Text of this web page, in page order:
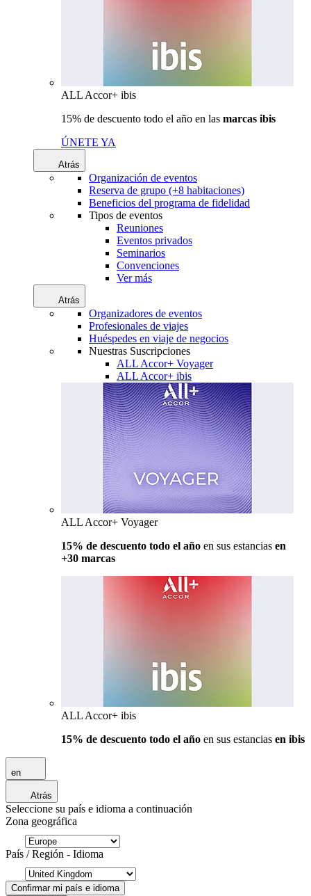
ALL Accor+ ibis
15% de descuento todo el año en las marcas ibis
ÚNETE YA
Atrás
Organización de eventos
Reserva de grupo (+8 habitaciones)
Beneficios del programa de fidelidad
Tipos de eventos
Reuniones
Eventos privados
Seminarios
Convenciones
Ver más
Atrás
Organizadores de eventos
Profesionales de viajes
Huéspedes en viaje de negocios
Nuestras Suscripciones
ALL Accor+ Voyager
ALL Accor+ ibis
ALL Accor+ Voyager
15% de descuento todo el año en sus estancias en
+30 marcas
ALL Accor+ ibis
15% de descuento todo el año en sus estancias en ibis
en
Atrás
Seleccione su país e idioma a continuación
Zona geográfica
País / Región - Idioma
Confirmar mi país e idioma